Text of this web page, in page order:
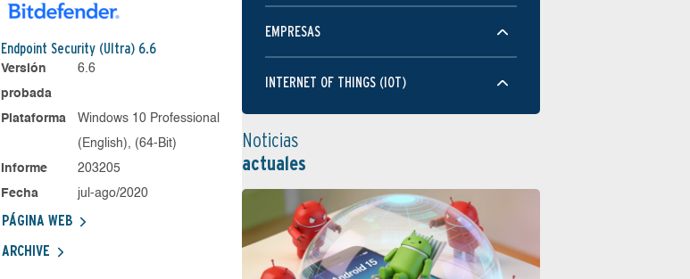
Endpoint Security (Ultra) 6.6
Versión
probada
6.6
Plataforma
Windows 10 Professional
(English), (64-Bit)
Informe
203205
Fecha
jul-ago/2020
PÁGINA WEB
ARCHIVE
EMPRESAS
INTERNET OF THINGS (IOT)
Noticias
actuales